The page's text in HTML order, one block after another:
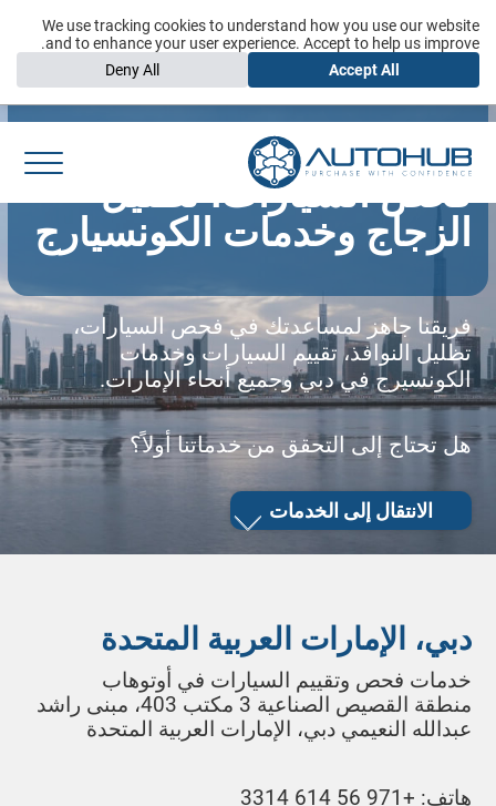
تواصل مع أوتوهاب دبي |
فحص السيارات، تظليل
الزجاج وخدمات الكونسيارج
فريقنا جاهز لمساعدتك في فحص السيارات،
تظليل النوافذ، تقييم السيارات وخدمات
الكونسيرج في دبي وجميع أنحاء الإمارات.
هل تحتاج إلى التحقق من خدماتنا أولاً؟
الانتقال إلى الخدمات
دبي، الإمارات العربية المتحدة
خدمات فحص وتقييم السيارات في أوتوهاب
منطقة القصيص الصناعية 3 مكتب 403، مبنى راشد
عبدالله النعيمي دبي، الإمارات العربية المتحدة
هاتف: +971 56 614 3314
We use tracking cookies to understand how you use our website
and to enhance your user experience. Accept to help us improve.
Accept All
Deny All